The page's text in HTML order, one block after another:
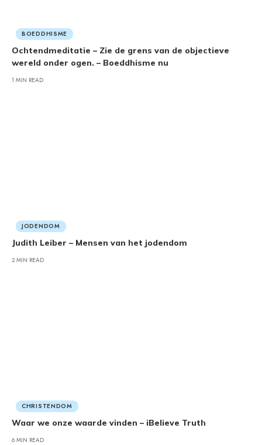
BOEDDHISME
Ochtendmeditatie – Zie de grens van de objectieve
wereld onder ogen. – Boeddhisme nu
1 MIN READ
JODENDOM
Judith Leiber – Mensen van het jodendom
2 MIN READ
CHRISTENDOM
Waar we onze waarde vinden – iBelieve Truth
6 MIN READ